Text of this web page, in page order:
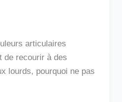
articulaires
de recourir à des
lourds, pourquoi ne pas